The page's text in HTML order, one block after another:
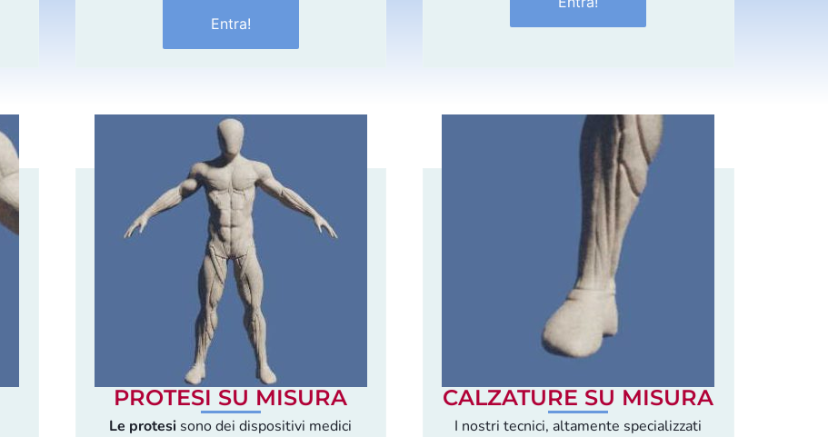
Entra!
PROTESI SU MISURA
Le protesi sono dei dispositivi medici
CALZATURE SU MISURA
I nostri tecnici, altamente specializzati